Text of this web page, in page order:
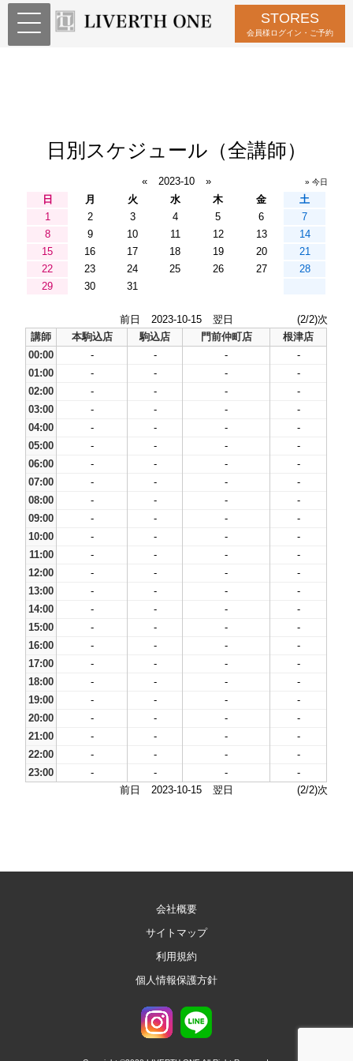
STORES
会員様ログイン・ご予約
日別スケジュール（全講師）
« 2023-10 » » 今日
日 月 火 水 木 金
土
1
2 3 4 5 6
7
8
9 10 11 12 13
14
15
16 17 18 19 20
21
22
23 24 25 26 27
28
29
30 31
前日 2023-10-15 翌日
(2/2)次
講師
本駒込店 駒込店 門前仲町店
根津店
00:00
- - -
-
01:00
- - -
-
02:00
- - -
-
03:00
- - -
-
04:00
- - -
-
05:00
- - -
-
06:00
- - -
-
07:00
- - -
-
08:00
- - -
-
09:00
- - -
-
10:00
- - -
-
11:00
- - -
-
12:00
- - -
-
13:00
- - -
-
14:00
- - -
-
15:00
- - -
-
16:00
- - -
-
17:00
- - -
-
18:00
- - -
-
19:00
- - -
-
20:00
- - -
-
21:00
- - -
-
22:00
- - -
-
23:00
- - -
-
前日
2023-10-15 翌日 (2/2)次
会社概要
サイトマップ
利用規約
個人情報保護方針